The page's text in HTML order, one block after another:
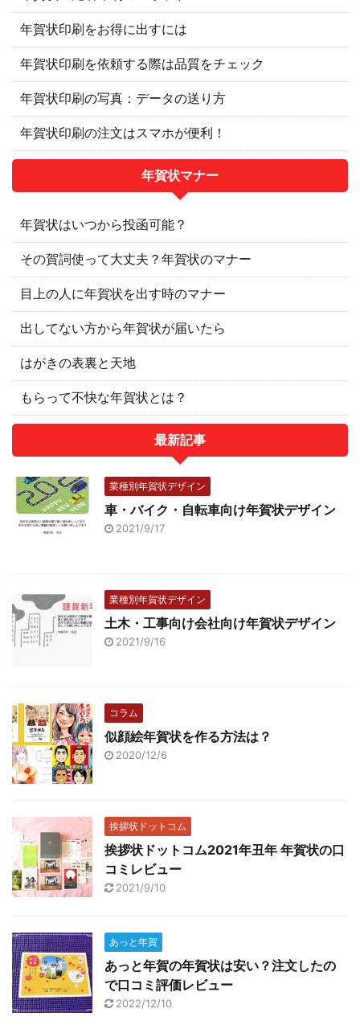
年賀状印刷をお得に出すには
年賀状印刷を依頼する際は品質をチェック
年賀状印刷の写真：データの送り方
年賀状印刷の注文はスマホが便利！
年賀状マナー
年賀状はいつから投函可能？
その賀詞使って大丈夫？年賀状のマナー
目上の人に年賀状を出す時のマナー
出してない方から年賀状が届いたら
はがきの表裏と天地
もらって不快な年賀状とは？
最新記事
業種別年賀状デザイン
車・バイク・自転車向け年賀状デザイン
2021/9/17
業種別年賀状デザイン
土木・工事向け会社向け年賀状デザイン
2021/9/16
コラム
似顔絵年賀状を作る方法は？
2020/12/6
挨拶状ドットコム
挨拶状ドットコム2021年丑年 年賀状の口
コミレビュー
2021/9/10
あっと年賀
あっと年賀の年賀状は安い？注文したの
で口コミ評価レビュー
2022/12/10